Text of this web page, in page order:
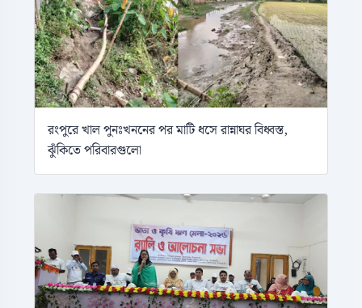
রংপুরে খাল পুনঃখননের পর মাটি ধসে রান্নাঘর বিধ্বস্ত,
ঝুঁকিতে পরিবারগুলো